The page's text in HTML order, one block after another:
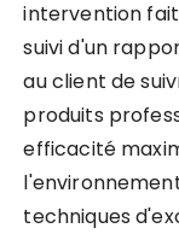
intervention
suivi d'un
au client de
produits
efficacité
techniques